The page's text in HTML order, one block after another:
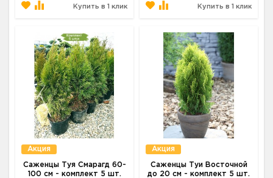
Купить в 1 клик Купить в 1 клик
Акция
Саженцы Туя Смарагд 60-
100 см - комплект 5 шт.
Акция
Саженцы Туи Восточной
до 20 см - комплект 5 шт.